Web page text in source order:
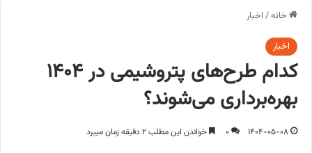
خانه/ اخبار
اخبار
کدام طرح‌های پتروشیمی در ۱۴۰۴
بهره‌برداری می‌شوند؟
1404-05-08
0 خواندن این مطلب 2 دقیقه زمان میبرد